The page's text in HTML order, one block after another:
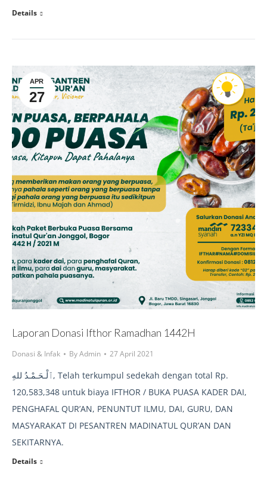
Details
APR
27
Laporan Donasi Ifthor Ramadhan 1442H
Donasi & Infak ByAdmin 27 April 2021
ٱلْـحَـمْـدُ للهِ‎, Telah terkumpul sedekah dengan total Rp.
120,583,348 untuk biaya IFTHOR / BUKA PUASA KADER DAI,
PENGHAFAL QUR’AN, PENUNTUT ILMU, DAI, GURU, DAN
MASYARAKAT DI PESANTREN MADINATUL QUR’AN DAN
SEKITARNYA.
Details